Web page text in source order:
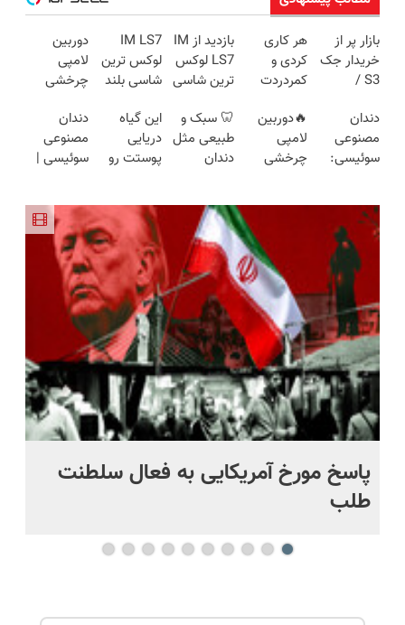
بازار پر از
خریدار جک
S3 /
راحتی
بفروش
هر کاری
کردی و
کمردردت
پر کردن
پرسشنامه و
دریافت راه
بازدید از IM
LS7 لوکس
ترین شاسی
ایران در
باشگاه
انقلاب
IM LS7
لوکس ترین
شاسی بلند
دوربین
لامپی
چرخشی
فقط امروز
حراج شد🔥
پرداخت
دندان
مصنوعی
سوئیسی:
اروپا، سبک
و مقاوم |
پرداخت
قسطی
🔥دوربین
لامپی
چرخشی
+ گارانتی
تعویض
🦷 سبک و
طبیعی مثل
دندان
و پرداخت
اقساطی 💳
📍 تهران
این گیاه
دریایی
پوستت رو
انگار20سال
جوون شدی
🔥لینک
خرید
دندان
مصنوعی
سوئیسی |
طبیعی!
ویزیت
رایگان+پرداخت
اقساطی😍
پاسخ مورخ آمریکایی به فعال سلطنت
طلب